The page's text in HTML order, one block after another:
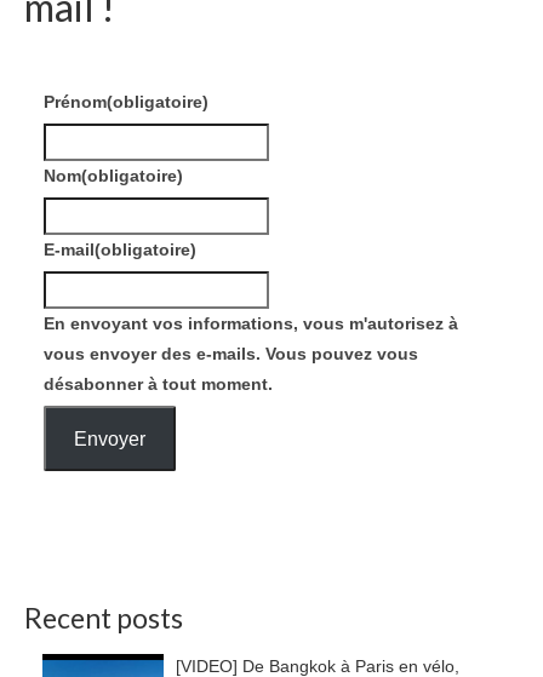
Prénom(obligatoire)
Nom(obligatoire)
E-mail(obligatoire)
En envoyant vos informations, vous m'autorisez à
vous envoyer des e-mails. Vous pouvez vous
désabonner à tout moment.
Envoyer
Recent posts
[VIDEO] De Bangkok à Paris en vélo,